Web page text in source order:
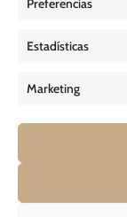
Preferencias
Estadísticas
Marketing
COPYRIGHT ©